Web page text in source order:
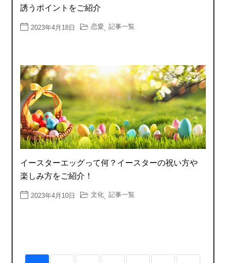
誘うポイントをご紹介
2023年4月18日 恋愛 記事一覧
イースターエッグって何？イースターの祝い方や
楽しみ方をご紹介！
2023年4月10日 文化 記事一覧